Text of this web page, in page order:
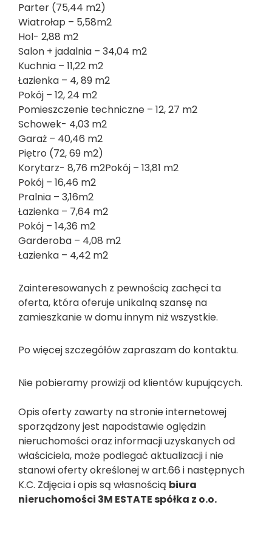
Parter (75,44 m2)
Wiatrołap – 5,58m2
Hol- 2,88 m2
Salon + jadalnia – 34,04 m2
Kuchnia – 11,22 m2
Łazienka – 4, 89 m2
Pokój – 12, 24 m2
Pomieszczenie techniczne – 12, 27 m2
Schowek- 4,03 m2
Garaż – 40,46 m2
Piętro (72, 69 m2)
Korytarz- 8,76 m2Pokój – 13,81 m2
Pokój – 16,46 m2
Pralnia – 3,16m2
Łazienka – 7,64 m2
Pokój – 14,36 m2
Garderoba – 4,08 m2
Łazienka – 4,42 m2
Zainteresowanych z pewnością zachęci ta
oferta, która oferuje unikalną szansę na
zamieszkanie w domu innym niż wszystkie.
Po więcej szczegółów zapraszam do kontaktu.
Nie pobieramy prowizji od klientów kupujących.
Opis oferty zawarty na stronie internetowej
sporządzony jest napodstawie oględzin
nieruchomości oraz informacji uzyskanych od
właściciela, może podlegać aktualizacji i nie
stanowi oferty określonej w art.66 i następnych
K.C. Zdjęcia i opis są własnością biura
nieruchomości 3M ESTATE spółka z o.o.